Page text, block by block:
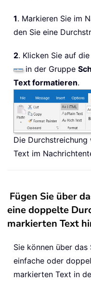
1. Markieren Sie im
den Sie eine
2. Klicken Sie auf die
in der Gruppe
Text formatieren.
Die
Text im
Fügen Sie über
eine doppelte
markierten Text
Sie können über
einfache oder
markierten Text in